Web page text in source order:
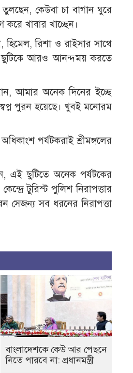
তুলছেন, কেউবা চা বাগান ঘুরে
খাবার খাচ্ছেন।
রিশা ও রাইসার সাথে
ছুটিকে আরও আনন্দময় করতে
আমার অনেক দিনের ইচ্ছে
পুরন হয়েছে। খুবই মনোরম
পর্যটকরাই শ্রীমঙ্গলের
এই ছুটিতে অনেক পর্যটকের
টুরিস্ট পুলিশ নিরাপত্তার
সেজন্য সব ধরনের নিরাপত্তা
বাংলাদেশকে কেউ আর পেছনে
নিতে পারবে না: প্রধানমন্ত্রী